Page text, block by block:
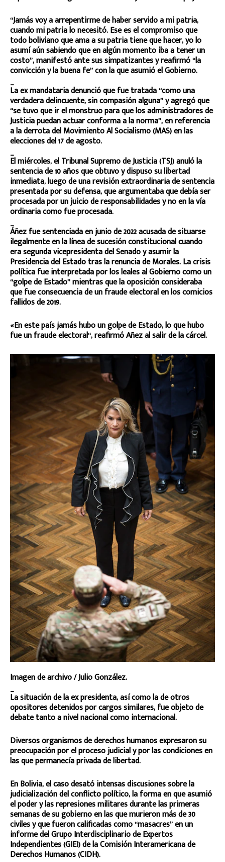
“Jamás voy a arrepentirme de haber servido a mi patria,
cuando mi patria lo necesitó. Ese es el compromiso que
todo boliviano que ama a su patria tiene que hacer, yo lo
asumí aún sabiendo que en algún momento iba a tener un
costo”, manifestó ante sus simpatizantes y reafirmó “la
convicción y la buena fe” con la que asumió el Gobierno.
_
La ex mandataria denunció que fue tratada “como una
verdadera delincuente, sin compasión alguna” y agregó que
“se tuvo que ir el monstruo para que los administradores de
Justicia puedan actuar conforma a la norma”, en referencia
a la derrota del Movimiento Al Socialismo (MAS) en las
elecciones del 17 de agosto.
_
El miércoles, el Tribunal Supremo de Justicia (TSJ) anuló la
sentencia de 10 años que obtuvo y dispuso su libertad
inmediata, luego de una revisión extraordinaria de sentencia
presentada por su defensa, que argumentaba que debía ser
procesada por un juicio de responsabilidades y no en la vía
ordinaria como fue procesada.
_
Áñez fue sentenciada en junio de 2022 acusada de situarse
ilegalmente en la línea de sucesión constitucional cuando
era segunda vicepresidenta del Senado y asumir la
Presidencia del Estado tras la renuncia de Morales. La crisis
política fue interpretada por los leales al Gobierno como un
“golpe de Estado” mientras que la oposición consideraba
que fue consecuencia de un fraude electoral en los comicios
fallidos de 2019.
«En este país jamás hubo un golpe de Estado, lo que hubo
fue un fraude electoral“, reafirmó Añez al salir de la cárcel.
Imagen de archivo / Julio González.
_
La situación de la ex presidenta, así como la de otros
opositores detenidos por cargos similares, fue objeto de
debate tanto a nivel nacional como internacional.
Diversos organismos de derechos humanos expresaron su
preocupación por el proceso judicial y por las condiciones en
las que permanecía privada de libertad.
En Bolivia, el caso desató intensas discusiones sobre la
judicialización del conflicto político, la forma en que asumió
el poder y las represiones militares durante las primeras
semanas de su gobierno en las que murieron más de 30
civiles y que fueron calificadas como “masacres” en un
informe del Grupo Interdisciplinario de Expertos
Independientes (GIEI) de la Comisión Interamericana de
Derechos Humanos (CIDH).